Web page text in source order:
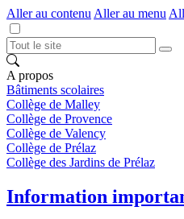
Aller au contenu Aller au menu
A propos
Bâtiments scolaires
Collège de Malley
Collège de Provence
Collège de Valency
Collège de Prélaz
Collège des Jardins de Prélaz
Information